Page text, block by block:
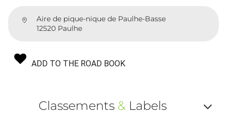
Aire de pique-nique de Paulhe-Basse
12520 Paulhe
ADD TO THE ROAD BOOK
Classements &Labels